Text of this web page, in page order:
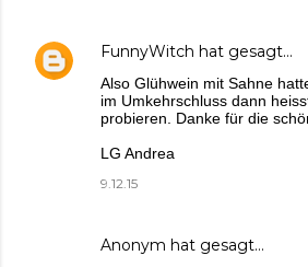
FunnyWitch hat gesagt…
Also Glühwein mit Sahne
im Umkehrschluss dann
probieren. Danke für die
LG Andrea
9.12.15
Anonym hat gesagt…